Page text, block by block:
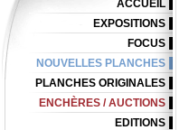
ACCUEIL
EXPOSITIONS
FOCUS
NOUVELLES PLANCHES
PLANCHES ORIGINALES
ENCHÈRES / AUCTIONS
EDITIONS